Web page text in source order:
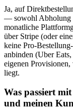
Ja, auf
— sowohl Abholung
monatliche
über Stripe (oder
keine Pro-
anbinden (Uber
eigenen
liegt.
Was passiert
und meinen